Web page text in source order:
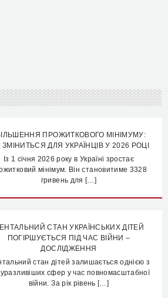
ПРОЖИТКОВОГО МІНІМУМУ:
ДЛЯ УКРАЇНЦІВ У 2026 РОЦІ
Із 1 січня 2026 року в Україні зростає
мінімум. Він становитиме 3328
гривень для […]
СТАН УКРАЇНСЬКИХ ДІТЕЙ
ПОГІРШУЄТЬСЯ ПІД ЧАС ВІЙНИ –
ДОСЛІДЖЕННЯ
стан дітей залишається однією з
сфер у час повномасштабної
війни. За рік рівень […]